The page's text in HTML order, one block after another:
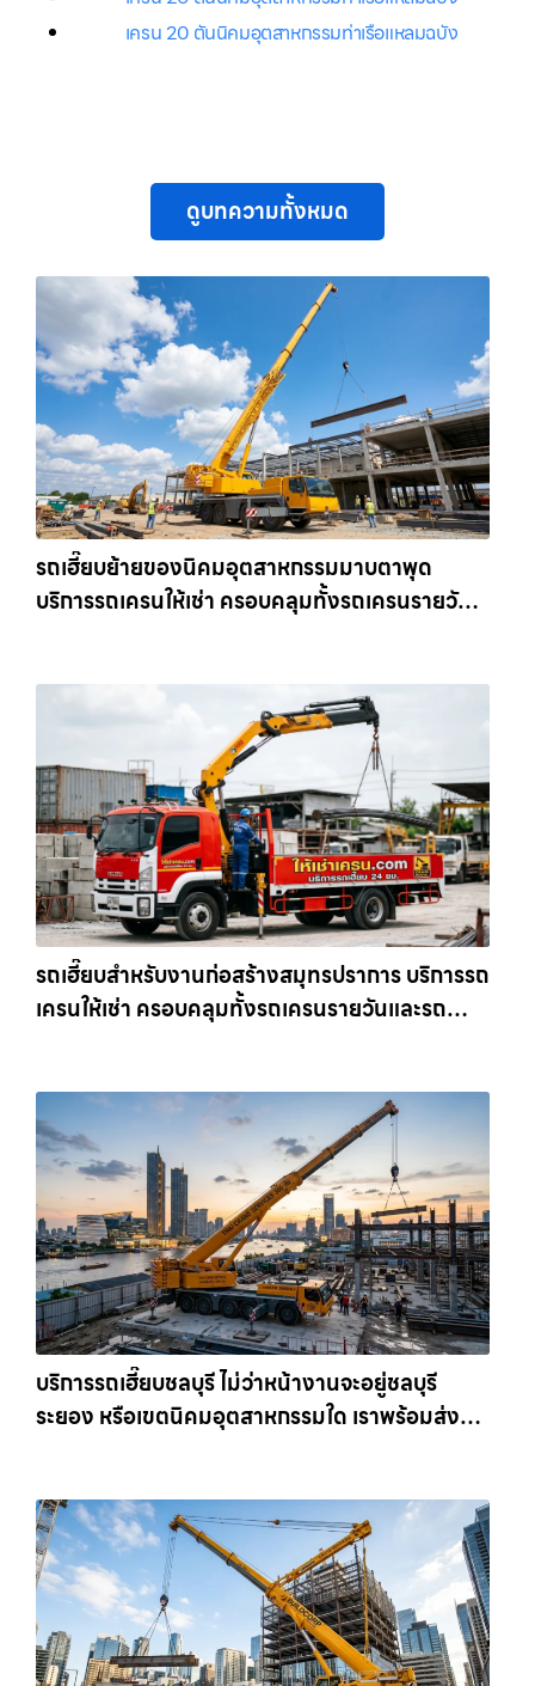
เครน 20 ตันนิคมอุตสาหกรรมท่าเรือแหลมฉบัง
ดูบทความทั้งหมด
รถเฮี๊ยบย้ายของนิคมอุตสาหกรรมมาบตาพุด
บริการรถเครนให้เช่า ครอบคลุมทั้งรถเครนรายวัน
รถเฮี๊ยบสำหรับงานก่อสร้างสมุทรปราการ บริการรถ
เครนให้เช่า ครอบคลุมทั้งรถเครนรายวันและรถ
บริการรถเฮี๊ยบชลบุรี ไม่ว่าหน้างานจะอยู่ชลบุรี
ระยอง หรือเขตนิคมอุตสาหกรรมใด เราพร้อมส่งรถ